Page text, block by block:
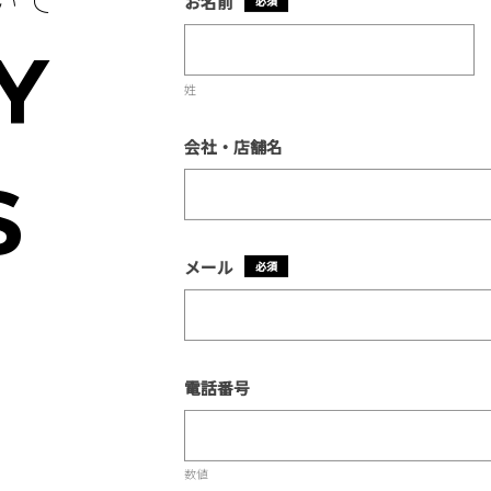
姓
会社・店舗名
メール
電話番号
数値